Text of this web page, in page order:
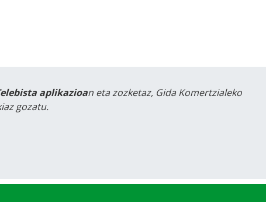
aplikazioan eta zozketaz, Gida Komertzialeko
gozatu.